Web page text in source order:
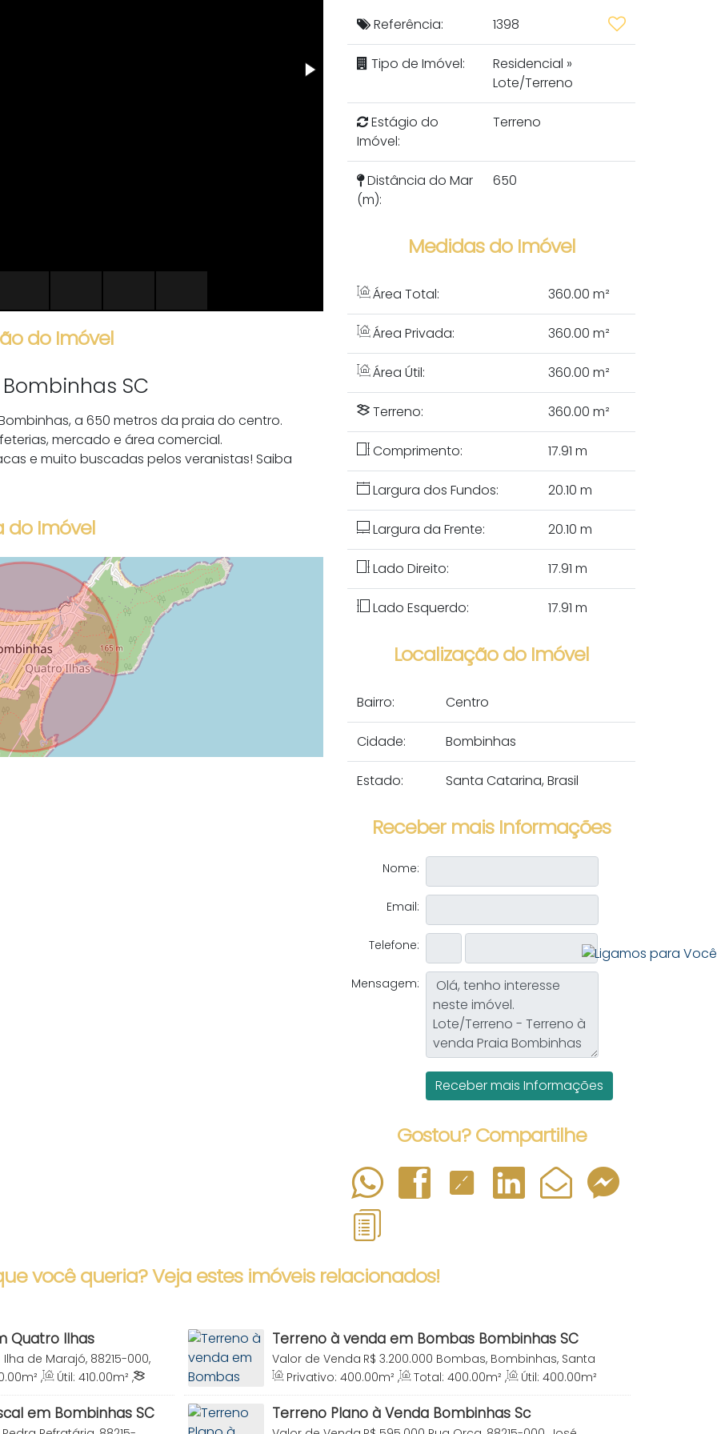
do Imóvel
SC
a 650 metros da praia do centro.
mercado e área comercial.
e muito buscadas pelos veranistas! Saiba
do Imóvel
Referência: 1398
Tipo de Imóvel: Residencial »
Lote/Terreno
Estágio do
Imóvel:
Terreno
Distância do Mar
(m):
650
Medidas do Imóvel
Área Total: 360.00 m²
Área Privada: 360.00 m²
Área Útil: 360.00 m²
Terreno: 360.00 m²
Comprimento: 17.91 m
Largura dos Fundos: 20.10 m
Largura da Frente: 20.10 m
Lado Direito: 17.91 m
Lado Esquerdo: 17.91 m
Localização do Imóvel
Bairro: Centro
Cidade: Bombinhas
Estado: Santa Catarina, Brasil
Receber mais Informações
Nome:
Email:
Telefone:
Mensagem:
Gostou? Compartilhe
você queria? Veja estes imóveis relacionados!
Quatro Ilhas
Ilha de Marajó, 88215-000,
Brasil
.00m² , Útil: 410.00m² ,
m
Terreno à venda em Bombas Bombinhas SC
R$ 3.200.000
Valor de Venda
Bombas, Bombinhas, Santa
Catarina, Brasil
Privativo: 400.00m² , Total: 400.00m² , Útil: 400.00m²
em Bombinhas SC Terreno Plano à Venda Bombinhas Sc